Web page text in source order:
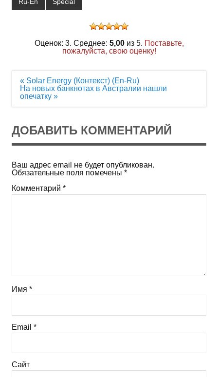
Оценок: 3. Среднее: 5,00из 5. Поставьте,
пожалуйста, свою оценку!
Навигация
по
записям
« Solar Energy (Контекст) (En-Ru)
На новых банкнотах в Австралии нашли
опечатку »
ДОБАВИТЬ КОММЕНТАРИЙ
Ваш адрес email не будет опубликован.
Обязательные поля помечены *
Комментарий *
Имя *
Email *
Сайт